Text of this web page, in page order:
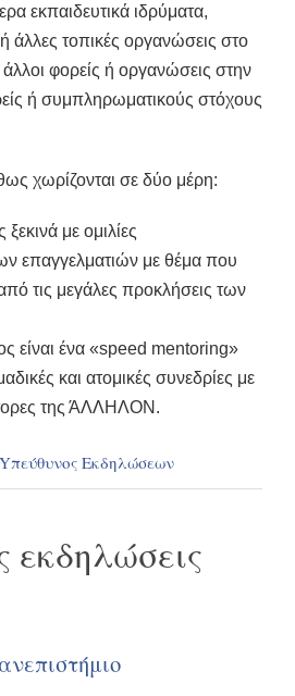
εκπαιδευτικά ιδρύματα,
άλλες τοπικές οργανώσεις στο
φορείς ή οργανώσεις στην
ή συμπληρωματικούς στόχους
χωρίζονται σε δύο μέρη:
με ομιλίες
επαγγελματιών με θέμα που
τις μεγάλες προκλήσεις των
είναι ένα «speed mentoring»
και ατομικές συνεδρίες με
της ΆΛΛΗΛΟΝ.
Eκδηλώσεων
εκδηλώσεις